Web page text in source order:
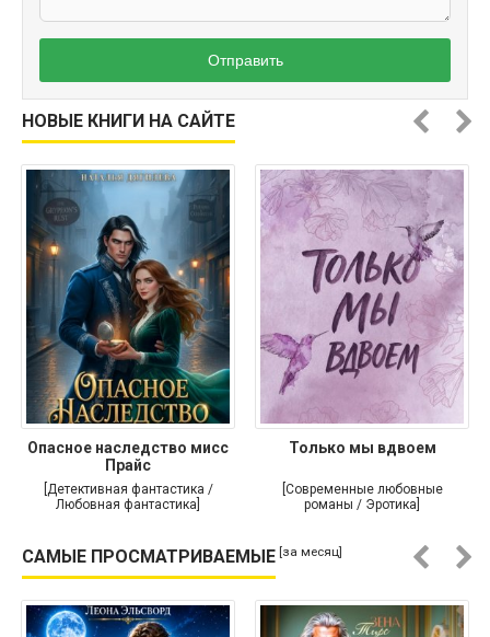
Отправить
НОВЫЕ КНИГИ НА САЙТЕ
Опасное наследство мисс
Прайс
[Детективная фантастика /
Любовная фантастика]
Только мы вдвоем
[Современные любовные
романы / Эротика]
САМЫЕ ПРОСМАТРИВАЕМЫЕ [за месяц]